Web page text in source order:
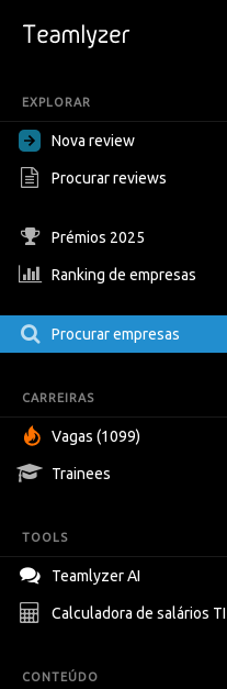
EXPLORAR
Nova review
Procurar reviews
Prémios 2025
Ranking de empresas
Procurar empresas
CARREIRAS
Vagas (1099)
Trainees
TOOLS
Teamlyzer AI
Calculadora de salários TI
CONTEÚDO